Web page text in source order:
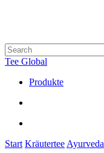
content
Close
Tee Global
search
Menu
Produkte
Start Kräutertee Ayurveda